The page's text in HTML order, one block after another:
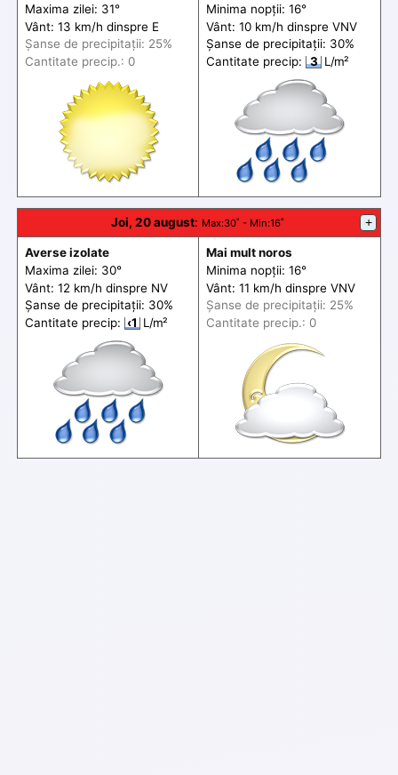
Maxima zilei: 31°
Vânt: 13 km/h dinspre E
Șanse de precipitații: 25%
Cantitate precip.: 0
Minima nopții: 16°
Vânt: 10 km/h dinspre VNV
Șanse de precipitații: 30%
Cantitate precip:
3 L/m²
Joi, 20 august: Max:30˚ - Min:16˚ +
Averse izolate
Maxima zilei: 30°
Vânt: 12 km/h dinspre NV
Șanse de precipitații: 30%
Cantitate precip: ‹1 L/m²
Mai mult noros
Minima nopții: 16°
Vânt: 11 km/h dinspre VNV
Șanse de precipitații: 25%
Cantitate precip.: 0